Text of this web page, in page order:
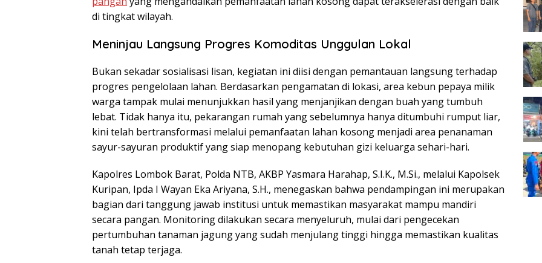
di tingkat wilayah.
Meninjau Langsung Progres Komoditas Unggulan Lokal
Bukan sekadar sosialisasi lisan, kegiatan ini diisi dengan pemantauan langsung terhadap
progres pengelolaan lahan. Berdasarkan pengamatan di lokasi, area kebun pepaya milik
warga tampak mulai menunjukkan hasil yang menjanjikan dengan buah yang tumbuh
lebat. Tidak hanya itu, pekarangan rumah yang sebelumnya hanya ditumbuhi rumput liar,
kini telah bertransformasi melalui pemanfaatan lahan kosong menjadi area penanaman
sayur-sayuran produktif yang siap menopang kebutuhan gizi keluarga sehari-hari.
Kapolres Lombok Barat, Polda NTB, AKBP Yasmara Harahap, S.I.K., M.Si., melalui Kapolsek
Kuripan, Ipda I Wayan Eka Ariyana, S.H., menegaskan bahwa pendampingan ini merupakan
bagian dari tanggung jawab institusi untuk memastikan masyarakat mampu mandiri
secara pangan. Monitoring dilakukan secara menyeluruh, mulai dari pengecekan
pertumbuhan tanaman jagung yang sudah menjulang tinggi hingga memastikan kualitas
tanah tetap terjaga.